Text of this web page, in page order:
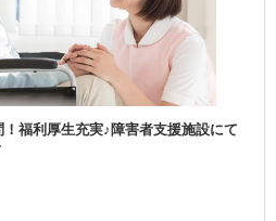
！福利厚生充実♪障害者支援施設にて